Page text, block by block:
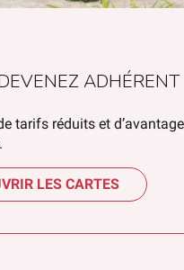
ADHÉRENT
tarifs réduits et
LES CARTES